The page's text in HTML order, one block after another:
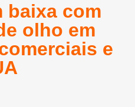
baixa com
olho em
e